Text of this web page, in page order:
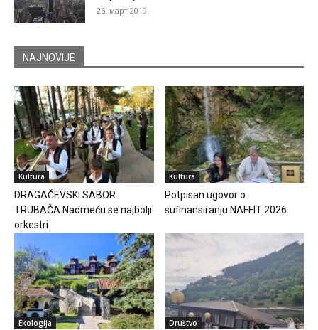
26. март 2019.
NAJNOVIJE
Kultura
DRAGAČEVSKI SABOR
TRUBAČA Nadmeću se najbolji
orkestri
Kultura
Potpisan ugovor o
sufinansiranju NAFFIT 2026.
Ekologija Društvo